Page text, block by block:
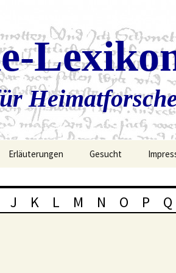
Erläuterungen Gesucht
J K L M N O P Q